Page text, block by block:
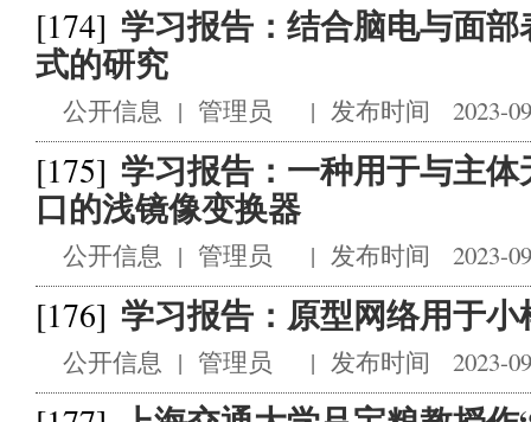
[174] 学习报告：结合脑电与面
式的研究
公开信息 | 管理员 | 发布时间 2023-
[175] 学习报告：一种用于与主
口的浅镜像变换器
公开信息 | 管理员 | 发布时间 2023-
[176] 学习报告：原型网络用于小
公开信息 | 管理员 | 发布时间 2023-